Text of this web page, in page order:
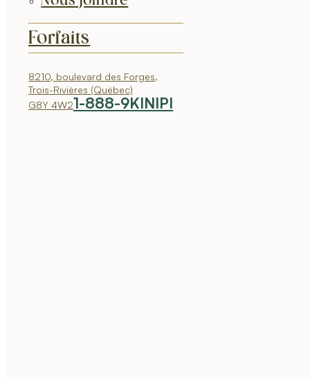
Forfaits
8210, boulevard des Forges,
Trois-Rivières (Québec)
G8Y 4W21-888-9KINIPI